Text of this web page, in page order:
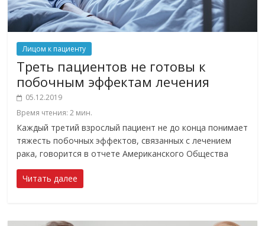
Лицом к пациенту
Треть пациентов не готовы к
побочным эффектам лечения
05.12.2019
Время чтения:2 мин.
Каждый третий взрослый пациент не до конца понимает
тяжесть побочных эффектов, связанных с лечением
рака, говорится в отчете Американского Общества
Читать далее